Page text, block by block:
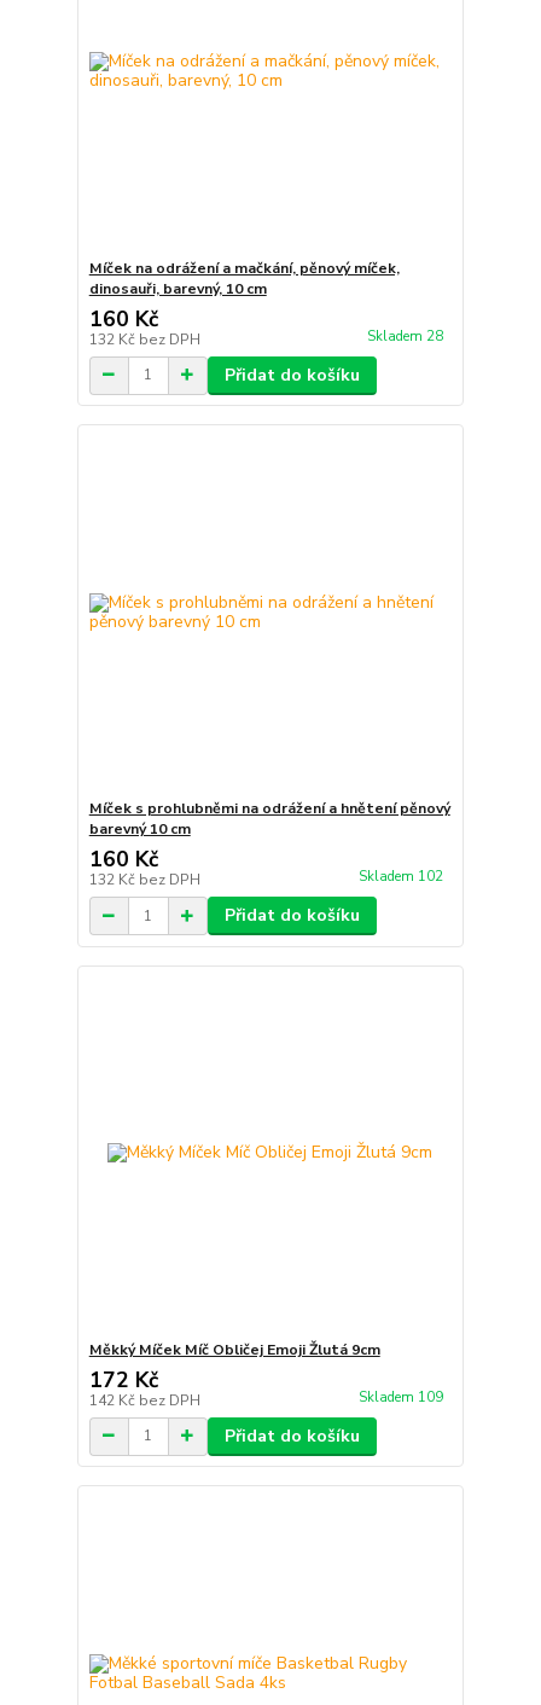
Míček na odrážení a mačkání, pěnový míček,
dinosauři, barevný, 10 cm
160 Kč
132 Kč bez DPH Skladem 28
Přidat do košíku
Míček s prohlubněmi na odrážení a hnětení pěnový
barevný 10 cm
160 Kč
132 Kč bez DPH Skladem 102
Přidat do košíku
Měkký Míček Míč Obličej Emoji Žlutá 9cm
172 Kč
142 Kč bez DPH Skladem 109
Přidat do košíku